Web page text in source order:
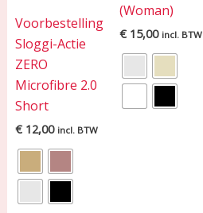
Voorbestelling
Sloggi-Actie
ZERO
Microfibre 2.0
Short
€12,00 incl. BTW
(Woman)
€15,00 incl. BTW